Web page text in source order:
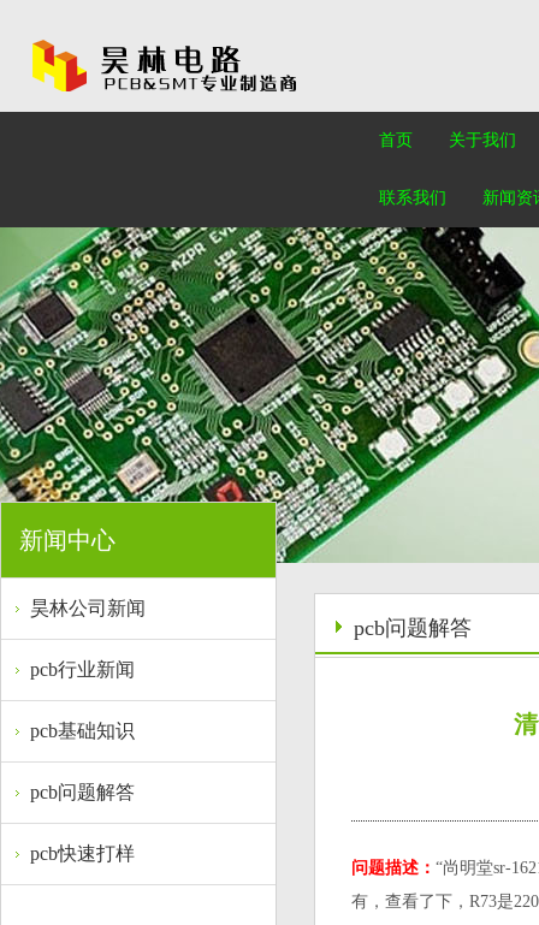
首页 关于我们
联系我们 新闻资
新闻中心
昊林公司新闻
pcb行业新闻
pcb基础知识
pcb问题解答
pcb快速打样
pcb问题解答
问题描述： “尚明堂sr-
有，查看了下，R73是